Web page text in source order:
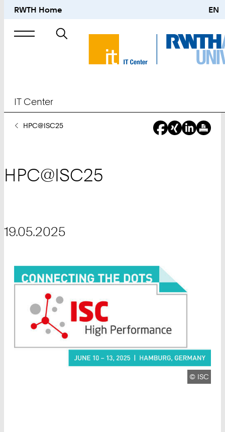
RWTH Home EN
Suche
nach
IT Center
SieHPC@ISC25
HPC@ISC25
19.05.2025
© ISC